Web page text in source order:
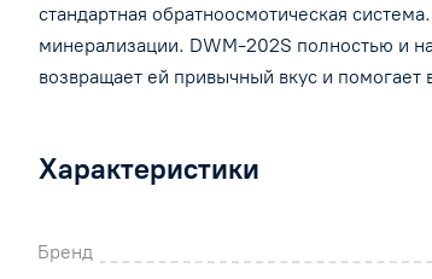
стандартная обратноосмотическая
минерализации. DWM-202S полностью и
возвращает ей привычный вкус и
Характеристики
Бренд